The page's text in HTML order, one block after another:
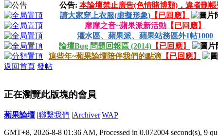
公告: 本論壇禁止廣告(色情賭博類)，違者刪
請大家穿上衣服(虛擬形象) 【已回應】
靡靡之音~蘋果派新活動 【已回應】
灌水區、蘋果派、蘋果站務區外1帖1000
論壇Bug 問題回報區 (2014) 【已回應】
這些年~蘋果論壇陪伴我們的點滴 【已回應】
返回首頁 發帖
正在瀏覽此版塊的會員
蘋果論壇 |聯繫我們 |Archiver|WAP
GMT+8, 2026-8-8 01:36 AM, Processed in 0.072004 second(s), 9